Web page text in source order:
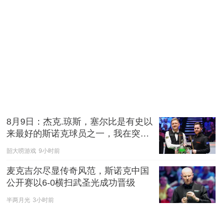
8月9日：杰克.琼斯，塞尔比是有史以
来最好的斯诺克球员之一，我在突破
韶大唠游戏 9小时前
麦克吉尔尽显传奇风范，斯诺克中国
公开赛以6-0横扫武圣光成功晋级
半两月光 3小时前